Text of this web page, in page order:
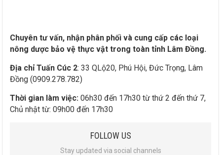
Chuyên tư vấn, nhận phân phối và cung cấp các loại
nông dược bảo vệ thực vật trong toàn tỉnh Lâm Đồng.
Địa chỉ Tuấn Cúc 2: 33 QLộ20, Phú Hội, Đức Trọng, Lâm
Đồng (0909.278.782)
Thời gian làm việc: 06h30 đến 17h30 từ thứ 2 đến thứ 7,
Chủ nhật từ: 09h00 đến 17h30
FOLLOW US
Stay updated via social channels